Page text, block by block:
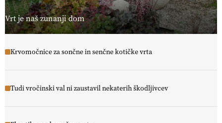
Vrt je naš zunanji dom
Krvomočnice za sončne in senčne kotičke vrta
Tudi vročinski val ni zaustavil nekaterih škodljivcev